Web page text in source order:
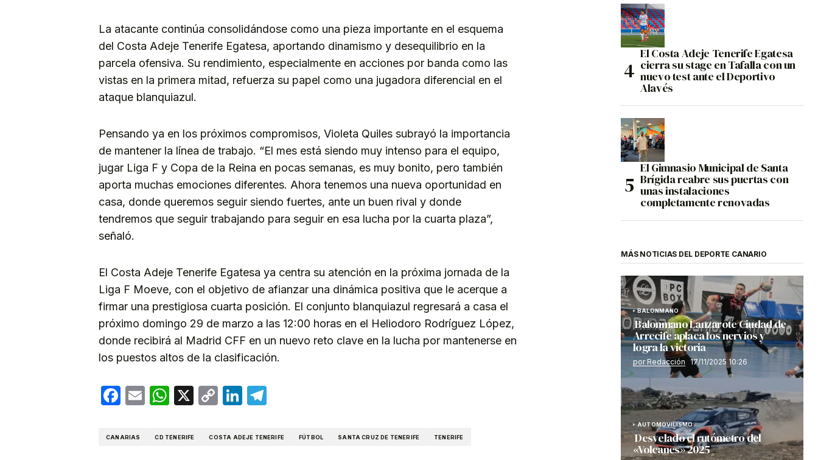
La atacante continúa consolidándose como una pieza importante en el esquema
del Costa Adeje Tenerife Egatesa, aportando dinamismo y desequilibrio en la
parcela ofensiva. Su rendimiento, especialmente en acciones por banda como las
vistas en la primera mitad, refuerza su papel como una jugadora diferencial en el
ataque blanquiazul.
Pensando ya en los próximos compromisos, Violeta Quiles subrayó la importancia
de mantener la línea de trabajo. “El mes está siendo muy intenso para el equipo,
jugar Liga F y Copa de la Reina en pocas semanas, es muy bonito, pero también
aporta muchas emociones diferentes. Ahora tenemos una nueva oportunidad en
casa, donde queremos seguir siendo fuertes, ante un buen rival y donde
tendremos que seguir trabajando para seguir en esa lucha por la cuarta plaza”,
señaló.
El Costa Adeje Tenerife Egatesa ya centra su atención en la próxima jornada de la
Liga F Moeve, con el objetivo de afianzar una dinámica positiva que le acerque a
firmar una prestigiosa cuarta posición. El conjunto blanquiazul regresará a casa el
próximo domingo 29 de marzo a las 12:00 horas en el Heliodoro Rodríguez López,
donde recibirá al Madrid CFF en un nuevo reto clave en la lucha por mantenerse en
los puestos altos de la clasificación.
Facebook
EmailWhatsApp
X
CopyLinkedIn
CANARIAS CD TENERIFE COSTA ADEJE TENERIFE FÚTBOL SANTA CRUZ DE TENERIFE TENERIFE
El Costa Adeje Tenerife Egatesa
cierra su stage en Tafalla con un
nuevo test ante el Deportivo
Alavés
El Gimnasio Municipal de Santa
Brígida reabre sus puertas con
unas instalaciones
completamente renovadas
MÁS NOTICIAS DEL DEPORTE CANARIO
BALONMANO
Balonmano Lanzarote Ciudad de
Arrecife aplaca los nervios y
logra la victoria
por Redacción 17/11/2025 10:26
AUTOMOVILISMO
Desvelado el rutómetro del
«Volcanes» 2025